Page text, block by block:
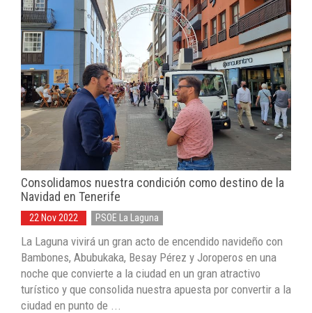
Consolidamos nuestra condición como destino de la
Navidad en Tenerife
22 Nov 2022 PSOE La Laguna
La Laguna vivirá un gran acto de encendido navideño con
Bambones, Abubukaka, Besay Pérez y Joroperos en una
noche que convierte a la ciudad en un gran atractivo
turístico y que consolida nuestra apuesta por convertir a la
ciudad en punto de ...